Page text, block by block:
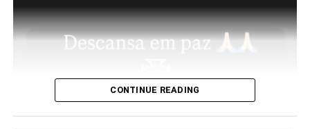
Πρώτον, όσον αφορά το περιεχόμενο της επίσκεψης μας
διοικητικά ζητήματα που αφορούν την επόμενη μέρα του
CONTINUE READING